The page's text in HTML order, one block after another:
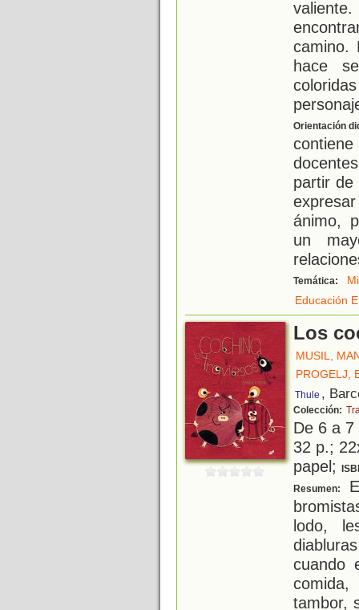
camino.
hace
Orientación
partir de
ánimo,
un
Temática:
Educación
Los
MUSIL,
PROGELJ,
Thule ,
Colección:
De 6 a
32 p.;
papel;
Resumen:
lodo,
cuando
tambor,